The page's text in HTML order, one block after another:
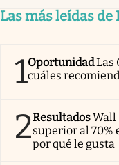
Las más leídas
1OportunidadLas
cuáles
2ResultadosWall
superior al 70%
por qué le gusta